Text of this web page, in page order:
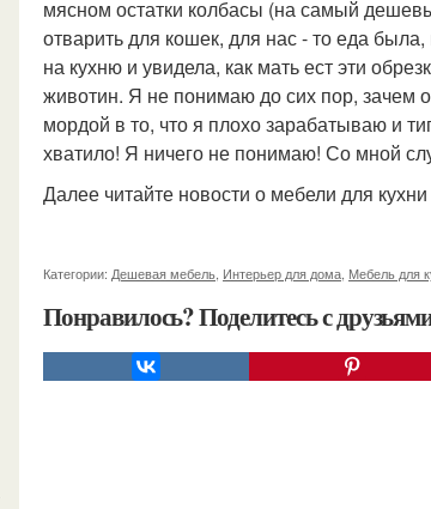
мясном остатки колбасы (на самый
отварить для кошек, для нас - то еда
на кухню и увидела, как мать ест эти
животин. Я не понимаю до сих пор, зачем
мордой в то, что я плохо зарабатываю и
хватило! Я ничего не понимаю! Со мной
Далее читайте новости о мебели для кухни
Категории: Дешевая мебель Интерьер для дома Мебель для
Понравилось? Поделитесь с